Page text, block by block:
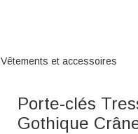
Vêtements et accessoires
Porte-clés
Gothique